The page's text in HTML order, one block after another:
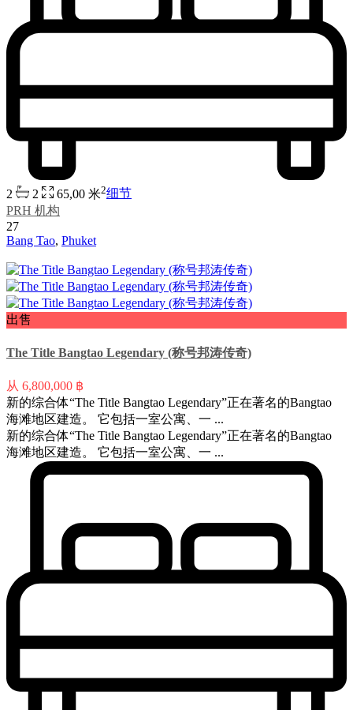
2 2 65,00 米2细节
PRH 机构
27
Bang Tao, Phuket
出售
The Title Bangtao Legendary (称号邦涛传奇)
从 6,800,000 ฿
新的综合体“The Title Bangtao Legendary”正在著名的Bangtao
海滩地区建造。 它包括一室公寓、一 ...
新的综合体“The Title Bangtao Legendary”正在著名的Bangtao
海滩地区建造。 它包括一室公寓、一 ...